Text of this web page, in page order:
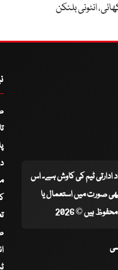
انٹونی بلنکن
ادارتی ٹیم کی کاوش ہے۔ اس
صورت میں استعمال یا
ہیں © 2026